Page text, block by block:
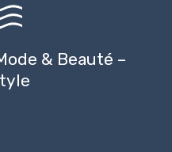
& Beauté –